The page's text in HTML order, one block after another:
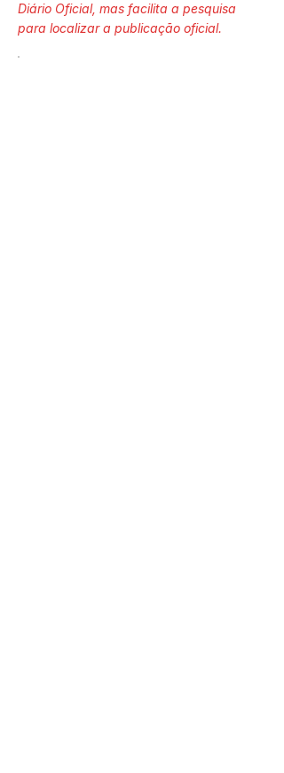
Diário Oficial, mas facilita a pesquisa
para localizar a publicação oficial.